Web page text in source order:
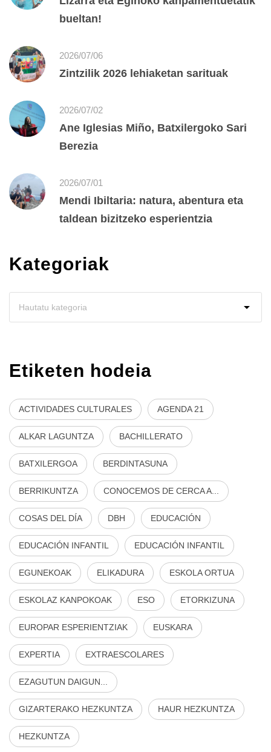
bueltan!
2026/07/06
Zintzilik 2026 lehiaketan sarituak
2026/07/02
Ane Iglesias Miño, Batxilergoko Sari
Berezia
2026/07/01
Mendi Ibiltaria: natura, abentura eta
taldean bizitzeko esperientzia
Kategoriak
Etiketen hodeia
ACTIVIDADES CULTURALES AGENDA 21
ALKAR LAGUNTZA BACHILLERATO
BATXILERGOA BERDINTASUNA
BERRIKUNTZA CONOCEMOS DE CERCA A...
COSAS DEL DÍA DBH EDUCACIÓN
EDUCACIÓN INFANTIL EDUCACIÓN INFANTIL
EGUNEKOAK ELIKADURA ESKOLA ORTUA
ESKOLAZ KANPOKOAK ESO ETORKIZUNA
EUROPAR ESPERIENTZIAK EUSKARA
EXPERTIA EXTRAESCOLARES
EZAGUTUN DAIGUN...
GIZARTERAKO HEZKUNTZA HAUR HEZKUNTZA
HEZKUNTZA